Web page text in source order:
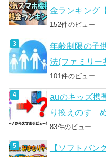
金ランキング
152件のビュー
年齢制限の子
法(ファミリー
101件のビュー
auのキッズ携
り換えのすゝ
83件のビュー
【ソフトバン